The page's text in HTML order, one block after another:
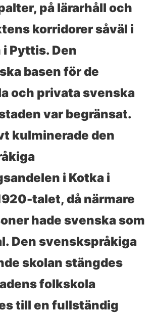
på lärarhåll och
korridorer såväl i
i Pyttis. Den
basen för de
och privata svenska
var begränsat.
kulminerade den
i Kotka i
talet, då närmare
hade svenska som
Den svenskspråkiga
skolan stängdes
folkskola
till en fullständig